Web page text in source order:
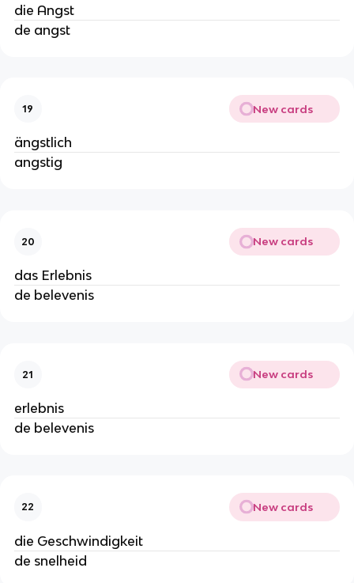
die Angst
de angst
19 New cards
ängstlich
angstig
20 New cards
das Erlebnis
de belevenis
21 New cards
erlebnis
de belevenis
22 New cards
die Geschwindigkeit
de snelheid